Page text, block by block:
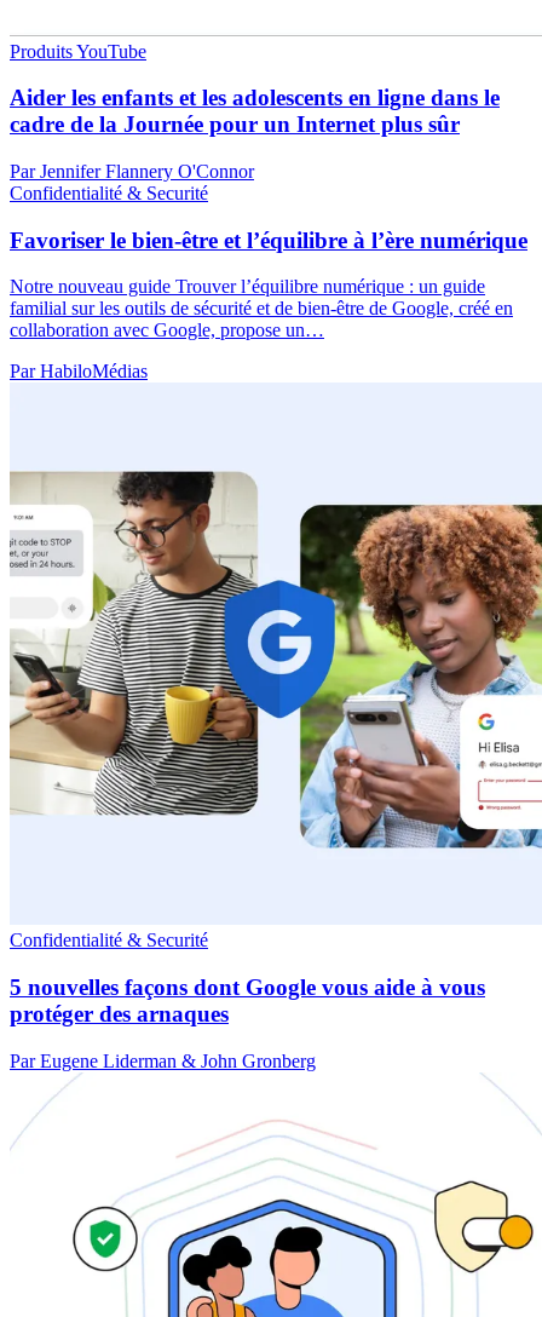
Produits YouTube
Aider les enfants et les adolescents en ligne dans le
cadre de la Journée pour un Internet plus sûr
Par Jennifer Flannery O'Connor
Confidentialité & Securité
Favoriser le bien-être et l’équilibre à l’ère numérique
Notre nouveau guide Trouver l’équilibre numérique : un guide
familial sur les outils de sécurité et de bien-être de Google, créé en
collaboration avec Google, propose un…
Par HabiloMédias
Confidentialité & Securité
5 nouvelles façons dont Google vous aide à vous
protéger des arnaques
Par Eugene Liderman & John Gronberg